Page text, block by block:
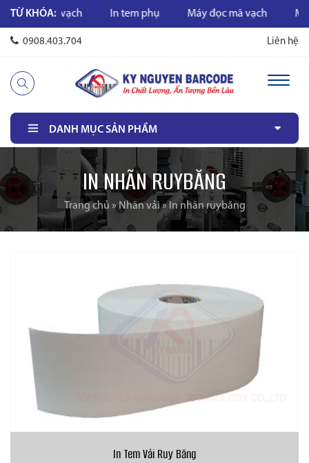
TỪ KHÓA:
In mã vạch In tem phụ Máy đọc mã vạch Máy in
0908.403.704 Liên hệ
DANH MỤC SẢN PHẨM
IN NHÃN RUYBĂNG
Trang chủ »Nhãn vải» In nhãn ruybăng
In Tem Vải Ruy Băng